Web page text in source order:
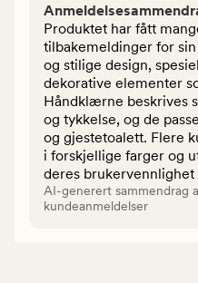
Produktet har fått
tilbakemeldinger for
og stilige design,
dekorative elementer
Håndklærne beskrives
og tykkelse, og de
og gjestetoalett. Flere
i forskjellige farger og
deres brukervennlighet
AI-generert sammendrag
kundeanmeldelser